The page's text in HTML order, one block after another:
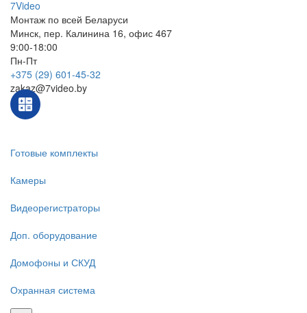
7Video
Монтаж по всей Беларуси
Минск, пер. Калинина 16, офис 467
9:00-18:00
Пн-Пт
+375 (29) 601-45-32
zakaz@7video.by
Готовые комплекты
Камеры
Видеорегистраторы
Доп. оборудование
Домофоны и СКУД
Охранная система